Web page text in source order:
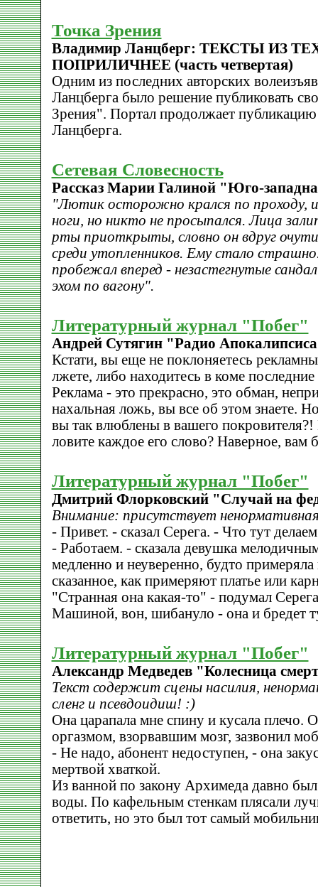
Точка Зрения
Владимир Ланцберг: ТЕКСТЫ ИЗ
ПОПРИЛИЧНЕЕ (часть четвертая)
Одним из последних авторских
Ланцберга было решение публиковать
Зрения". Портал продолжает
Ланцберга.
Сетевая Словесность
Рассказ Марии Галиной "Юго-
"Лютик осторожно крался по проходу,
ноги, но никто не просыпался. Лица
рты приоткрыты, словно он вдруг
среди утопленников. Ему стало
пробежал вперед - незастегнутые
эхом по вагону".
Литературный журнал "Побег"
Андрей Сутягин "Радио
Кстати, вы еще не поклоняетесь
лжете, либо находитесь в коме последние
Реклама - это прекрасно, это обман,
нахальная ложь, вы все об этом знаете.
вы так влюблены в вашего
ловите каждое его слово? Наверное, вам
Литературный журнал "Побег"
Дмитрий Флорковский "Случай на
Внимание: присутствует
- Привет. - сказал Серега. - Что тут
- Работаем. - сказала девушка
медленно и неуверенно, будто примеряла
сказанное, как примеряют платье или
"Странная она какая-то" - подумал
Машиной, вон, шибануло - она и бредет
Литературный журнал "Побег"
Александр Медведев "Колесница
Текст содержит сцены насилия,
сленг и псевдоидиш! :)
Она царапала мне спину и кусала
оргазмом, взорвавшим мозг, зазвонил
- Не надо, абонент недоступен, - она
мертвой хваткой.
Из ванной по закону Архимеда давно
воды. По кафельным стенкам плясали
ответить, но это был тот самый